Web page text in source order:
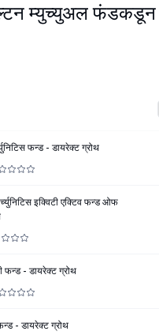
म्युच्युअल
फन्ड - डायरेक्ट ग्रोथ
इक्विटी एक्टिव फन्ड ओफ
फन्ड - डायरेक्ट ग्रोथ
- डायरेक्ट ग्रोथ